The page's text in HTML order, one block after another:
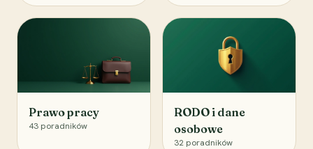
Prawo pracy
43 poradników
RODO i dane
osobowe
32 poradników